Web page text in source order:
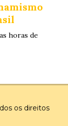
horas de
os direitos